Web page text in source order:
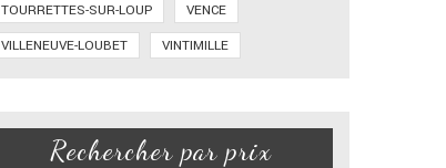
TOURRETTES-SUR-LOUP
VENCE
VILLENEUVE-LOUBET
VINTIMILLE
Rechercher par prix